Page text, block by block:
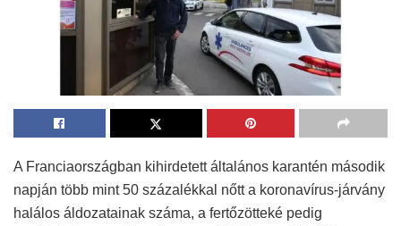
A Franciaországban kihirdetett általános karantén második
napján több mint 50 százalékkal nőtt a koronavírus-járvány
halálos áldozatainak száma, a fertőzötteké pedig